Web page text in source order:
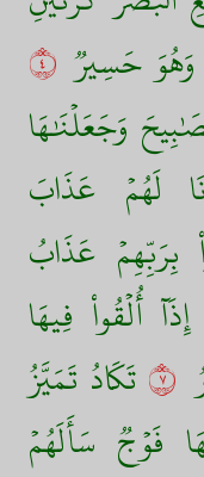
وَهُوَ حَسِيرٞ ٤
وَجَعَلۡنَٰهَا
لَهُمۡ عَذَابَ
بِرَبِّهِمۡ عَذَابُ
إِذَآ أُلۡقُواْ فِيهَا
٧ تَكَادُ تَمَيَّزُ
فَوۡجٞ سَأَلَهُمۡ